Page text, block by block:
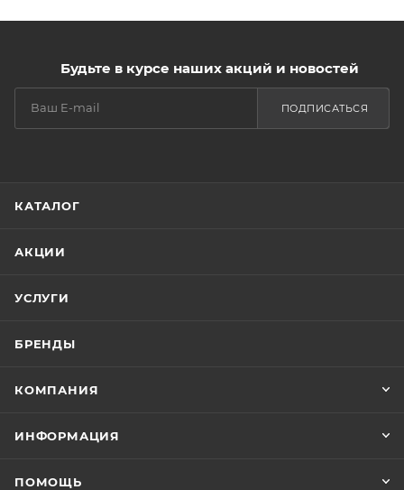
Будьте в курсе наших акций и новостей
ПОДПИСАТЬСЯ
КАТАЛОГ
АКЦИИ
УСЛУГИ
БРЕНДЫ
КОМПАНИЯ
ИНФОРМАЦИЯ
ПОМОЩЬ